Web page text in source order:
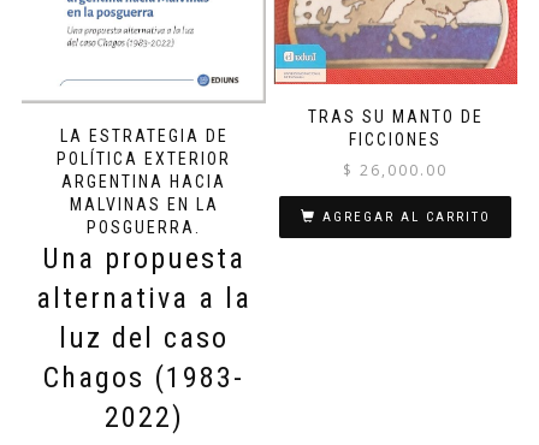
LA ESTRATEGIA DE
POLÍTICA EXTERIOR
ARGENTINA HACIA
MALVINAS EN LA
POSGUERRA.
Una propuesta
alternativa a la
luz del caso
Chagos (1983-
2022)
TRAS SU MANTO DE
FICCIONES
$ 26,000.00
AGREGAR AL CARRITO